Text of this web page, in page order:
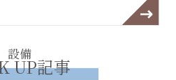
設備
UP記事